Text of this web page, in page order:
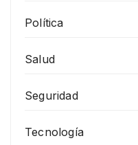
Política
Salud
Seguridad
Tecnología